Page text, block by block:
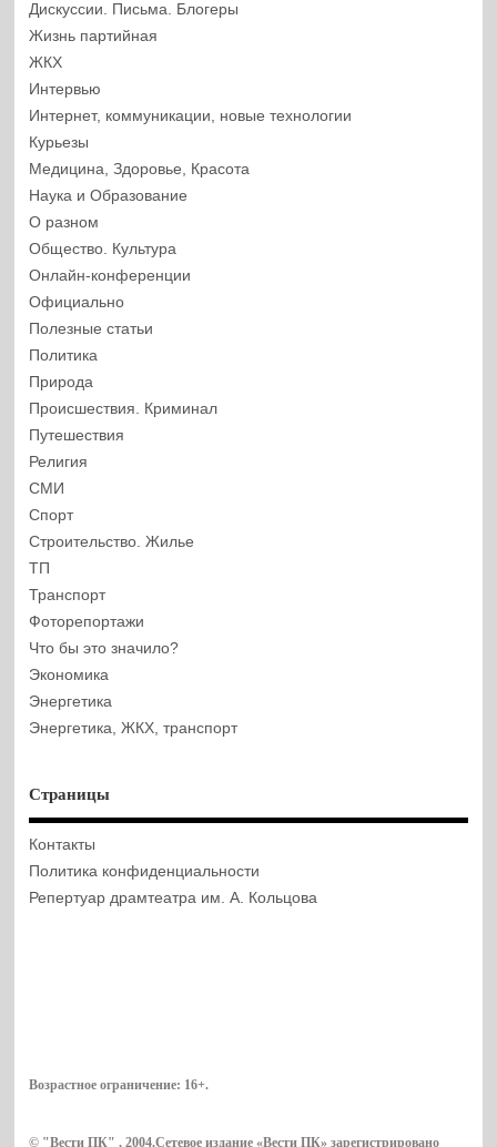
Дискуссии. Письма. Блогеры
Жизнь партийная
ЖКХ
Интервью
Интернет, коммуникации, новые технологии
Курьезы
Медицина, Здоровье, Красота
Наука и Образование
О разном
Общество. Культура
Онлайн-конференции
Официально
Полезные статьи
Политика
Природа
Происшествия. Криминал
Путешествия
Религия
СМИ
Спорт
Строительство. Жилье
ТП
Транспорт
Фоторепортажи
Что бы это значило?
Экономика
Энергетика
Энергетика, ЖКХ, транспорт
Страницы
Контакты
Политика конфиденциальности
Репертуар драмтеатра им. А. Кольцова
Возрастное ограничение: 16+.
© "Вести ПК" , 2004.Сетевое издание «Вести ПК» зарегистрировано